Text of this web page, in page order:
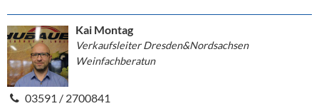
Kai Montag
Verkaufsleiter Dresden&Nordsachsen
Weinfachberatun
03591 / 2700841